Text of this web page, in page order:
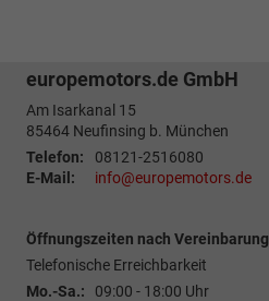
europemotors.de GmbH
Am Isarkanal 15
85464 Neufinsing b. München
Telefon:
08121-2516080
E-Mail:
info@europemotors.de
Öffnungszeiten nach Vereinbarung
Telefonische Erreichbarkeit
Mo.-Sa.:
09:00 - 18:00 Uhr